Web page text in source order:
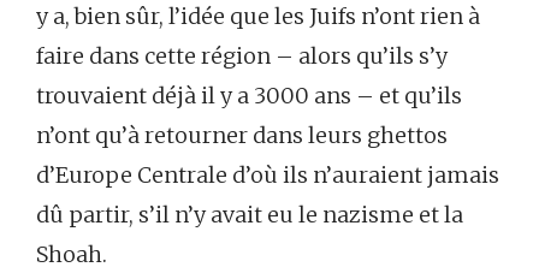
y a, bien sûr, l’idée que les Juifs n’ont rien à
faire dans cette région – alors qu’ils s’y
trouvaient déjà il y a 3000 ans – et qu’ils
n’ont qu’à retourner dans leurs ghettos
d’Europe Centrale d’où ils n’auraient jamais
dû partir, s’il n’y avait eu le nazisme et la
Shoah.